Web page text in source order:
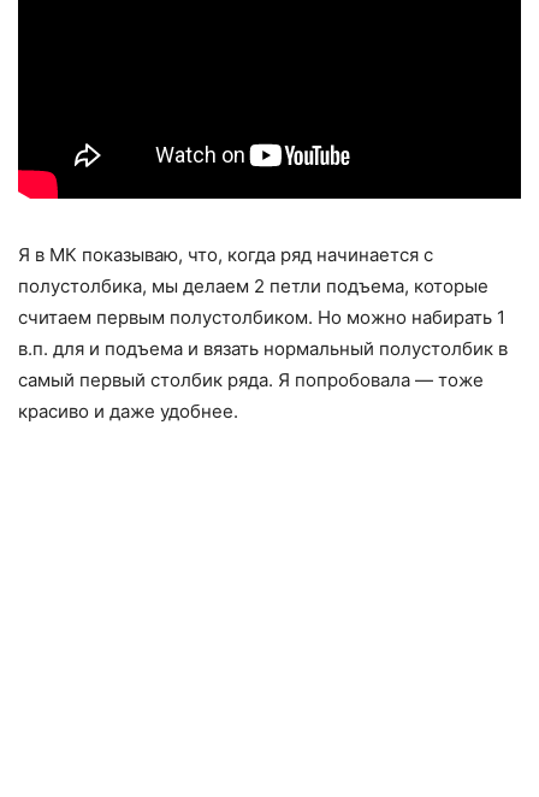
Я в МК показываю, что, когда ряд начинается с
полустолбика, мы делаем 2 петли подъема, которые
считаем первым полустолбиком. Но можно набирать 1
в.п. для и подъема и вязать нормальный полустолбик в
самый первый столбик ряда. Я попробовала — тоже
красиво и даже удобнее.